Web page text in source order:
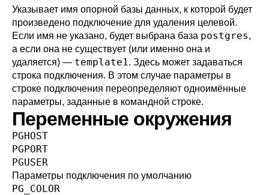
Указывает имя опорной базы данных, к которой будет
произведено подключение для удаления целевой.
Если имя не указано, будет выбрана база postgres,
а если она не существует (или именно она и
удаляется) — template1. Здесь может задаваться
строка подключения. В этом случае параметры в
строке подключения переопределяют одноимённые
параметры, заданные в командной строке.
Переменные окружения
PGHOST
PGPORT
PGUSER
Параметры подключения по умолчанию
PG_COLOR